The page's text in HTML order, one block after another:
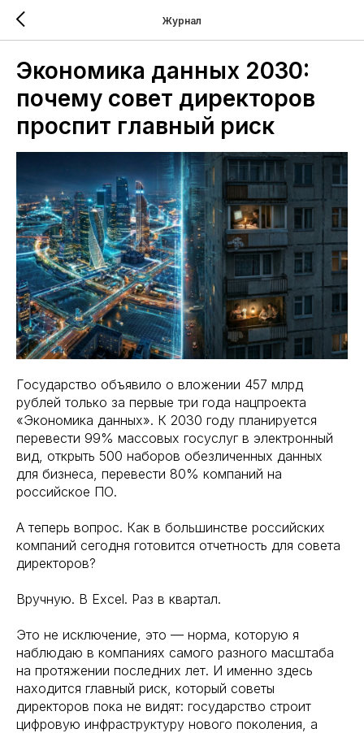
Журнал
Экономика данных 2030:
почему совет директоров
проспит главный риск
Государство объявило о вложении 457 млрд
рублей только за первые три года нацпроекта
«Экономика данных». К 2030 году планируется
перевести 99% массовых госуслуг в электронный
вид, открыть 500 наборов обезличенных данных
для бизнеса, перевести 80% компаний на
российское ПО.
А теперь вопрос. Как в большинстве российских
компаний сегодня готовится отчетность для совета
директоров?
Вручную. В Excel. Раз в квартал.
Это не исключение, это — норма, которую я
наблюдаю в компаниях самого разного масштаба
на протяжении последних лет. И именно здесь
находится главный риск, который советы
директоров пока не видят: государство строит
цифровую инфраструктуру нового поколения, а